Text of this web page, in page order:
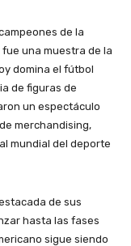
de la
una muestra de la
domina el fútbol
de figuras de
un espectáculo
merchandising,
mundial del deporte
de sus
hasta las fases
sigue siendo